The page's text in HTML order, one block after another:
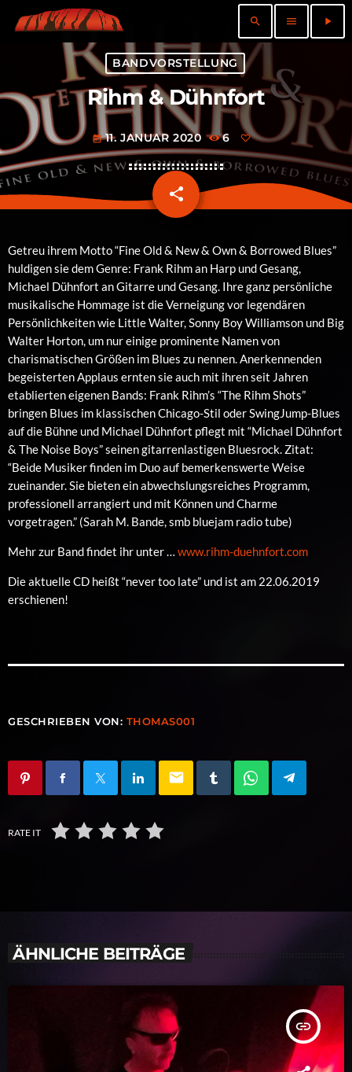
search menu play_arrow
BANDVORSTELLUNG
Rihm & Dühnfort
today 11. JANUAR 2020 6
share
email
Getreu ihrem Motto “Fine Old & New & Own & Borrowed Blues”
huldigen sie dem Genre: Frank Rihm an Harp und Gesang,
Michael Dühnfort an Gitarre und Gesang. Ihre ganz persönliche
musikalische Hommage ist die Verneigung vor legendären
Persönlichkeiten wie Little Walter, Sonny Boy Williamson und Big
Walter Horton, um nur einige prominente Namen von
charismatischen Größen im Blues zu nennen. Anerkennenden
begeisterten Applaus ernten sie auch mit ihren seit Jahren
etablierten eigenen Bands: Frank Rihm’s “The Rihm Shots”
bringen Blues im klassischen Chicago-Stil oder SwingJump-Blues
auf die Bühne und Michael Dühnfort pflegt mit “Michael Dühnfort
& The Noise Boys” seinen gitarrenlastigen Bluesrock. Zitat:
“Beide Musiker finden im Duo auf bemerkenswerte Weise
zueinander. Sie bieten ein abwechslungsreiches Programm,
professionell arrangiert und mit Können und Charme
vorgetragen.” (Sarah M. Bande, smb bluejam radio tube)
Mehr zur Band findet ihr unter … www.rihm-duehnfort.com
Die aktuelle CD heißt “never too late” und ist am 22.06.2019
erschienen!
GESCHRIEBEN VON: THOMAS001
email
RATE IT
ÄHNLICHE BEITRÄGE
insert_link